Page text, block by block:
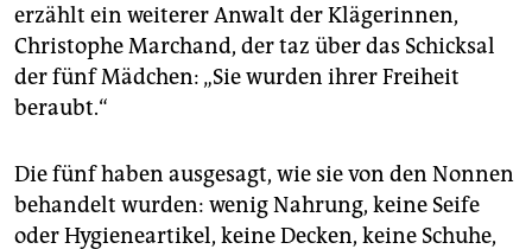
erzählt ein weiterer Anwalt der Klägerinnen,
Christophe Marchand, der taz über das Schicksal
der fünf Mädchen: „Sie wurden ihrer Freiheit
beraubt.“
Die fünf haben ausgesagt, wie sie von den Nonnen
behandelt wurden: wenig Nahrung, keine Seife
oder Hygieneartikel, keine Decken, keine Schuhe,